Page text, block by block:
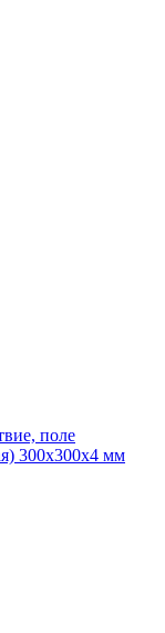
поле
300х300х4 мм